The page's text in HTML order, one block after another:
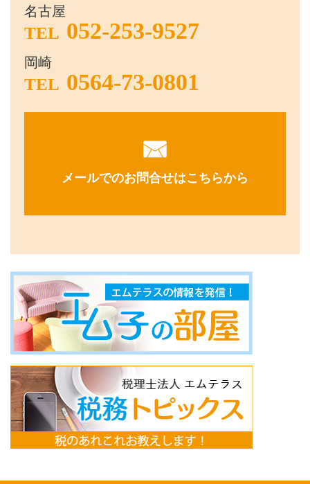
名古屋
TEL 052-253-9527
岡崎
TEL 0564-73-0801
メールでのお問合せはこちらから